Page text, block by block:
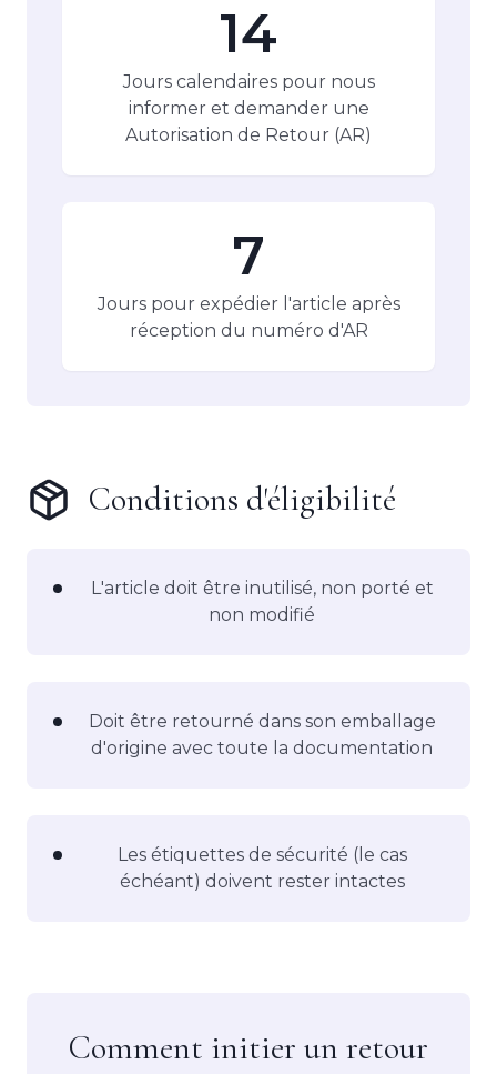
14
Jours calendaires pour nous
informer et demander une
Autorisation de Retour (AR)
7
Jours pour expédier l'article après
réception du numéro d'AR
Conditions d'éligibilité
L'article doit être inutilisé, non porté et
non modifié
Doit être retourné dans son emballage
d'origine avec toute la documentation
Les étiquettes de sécurité (le cas
échéant) doivent rester intactes
Comment initier un retour